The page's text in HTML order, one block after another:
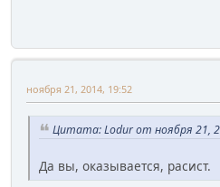
ноября 21, 2014, 19:52
Цитата: Lodur от ноября 21,
Да вы, оказывается, расист.